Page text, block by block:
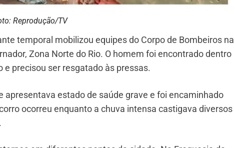
Reprodução/TV
temporal mobilizou equipes do Corpo de Bombeiros na
Zona Norte do Rio. O homem foi encontrado dentro
precisou ser resgatado às pressas.
apresentava estado de saúde grave e foi encaminhado
ocorreu enquanto a chuva intensa castigava diversos